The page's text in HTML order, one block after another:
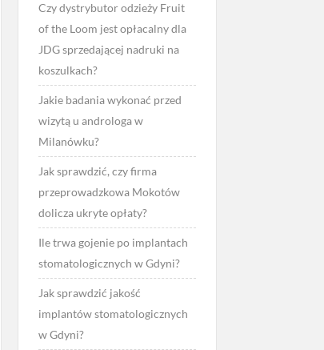
Czy dystrybutor odzieży Fruit
of the Loom jest opłacalny dla
JDG sprzedającej nadruki na
koszulkach?
Jakie badania wykonać przed
wizytą u androloga w
Milanówku?
Jak sprawdzić, czy firma
przeprowadzkowa Mokotów
dolicza ukryte opłaty?
Ile trwa gojenie po implantach
stomatologicznych w Gdyni?
Jak sprawdzić jakość
implantów stomatologicznych
w Gdyni?